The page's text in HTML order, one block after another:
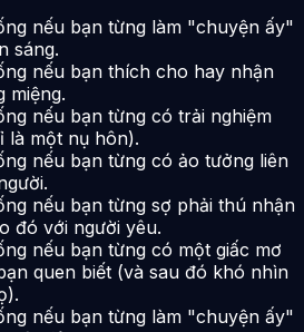
nếu bạn từng làm "chuyện ấy"
sáng.
nếu bạn thích cho hay nhận
miệng.
nếu bạn từng có trải nghiệm
là một nụ hôn).
nếu bạn từng có ảo tưởng liên
nếu bạn từng sợ phải thú nhận
đó với người yêu.
nếu bạn từng có một giấc mơ
quen biết (và sau đó khó nhìn
nếu bạn từng làm "chuyện ấy"